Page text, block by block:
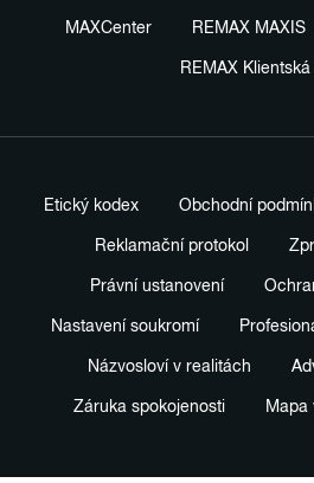
MAXCenter REMAX MAXIS
REMAX
Etický kodex Obchodní
Reklamační protokol
Právní ustanovení
Nastavení soukromí
Názvosloví v realitách
Záruka spokojenosti Mapa